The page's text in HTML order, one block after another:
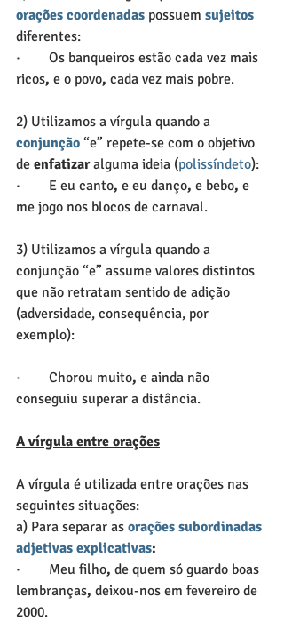
orações coordenadas possuem sujeitos
diferentes:
·        Os banqueiros estão cada vez mais
ricos, e o povo, cada vez mais pobre.
2) Utilizamos a vírgula quando a
conjunção “e” repete-se com o objetivo
de enfatizar alguma ideia (polissíndeto):
·        E eu canto, e eu danço, e bebo, e
me jogo nos blocos de carnaval.
3) Utilizamos a vírgula quando a
conjunção “e” assume valores distintos
que não retratam sentido de adição
(adversidade, consequência, por
exemplo):
·        Chorou muito, e ainda não
conseguiu superar a distância.
A vírgula entre orações
A vírgula é utilizada entre orações nas
seguintes situações:
a) Para separar as orações subordinadas
adjetivas explicativas:
·        Meu filho, de quem só guardo boas
lembranças, deixou-nos em fevereiro de
2000.